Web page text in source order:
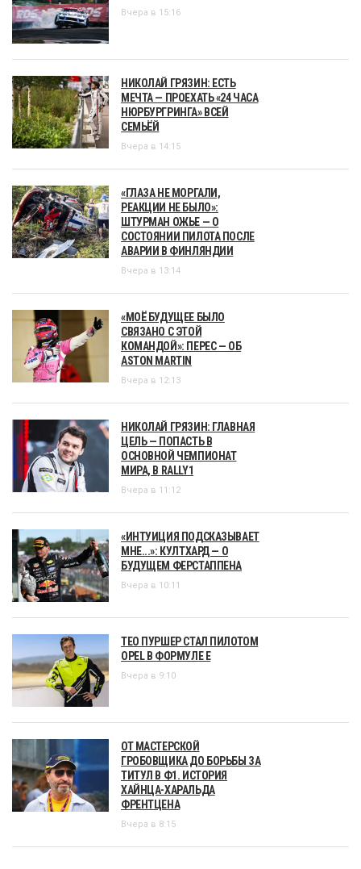
Вчера в 15:16
НИКОЛАЙ ГРЯЗИН: ЕСТЬ
МЕЧТА — ПРОЕХАТЬ «24 ЧАСА
НЮРБУРГРИНГА» ВСЕЙ
СЕМЬЁЙ
Вчера в 14:15
«ГЛАЗА НЕ МОРГАЛИ,
РЕАКЦИИ НЕ БЫЛО»:
ШТУРМАН ОЖЬЕ — О
СОСТОЯНИИ ПИЛОТА ПОСЛЕ
АВАРИИ В ФИНЛЯНДИИ
Вчера в 13:14
«МОЁ БУДУЩЕЕ БЫЛО
СВЯЗАНО С ЭТОЙ
КОМАНДОЙ»: ПЕРЕС — ОБ
ASTON MARTIN
Вчера в 12:13
НИКОЛАЙ ГРЯЗИН: ГЛАВНАЯ
ЦЕЛЬ — ПОПАСТЬ В
ОСНОВНОЙ ЧЕМПИОНАТ
МИРА, В RALLY1
Вчера в 11:12
«ИНТУИЦИЯ ПОДСКАЗЫВАЕТ
МНЕ...»: КУЛТХАРД — О
БУДУЩЕМ ФЕРСТАППЕНА
Вчера в 10:11
ТЕО ПУРШЕР СТАЛ ПИЛОТОМ
OPEL В ФОРМУЛЕ Е
Вчера в 9:10
ОТ МАСТЕРСКОЙ
ГРОБОВЩИКА ДО БОРЬБЫ ЗА
ТИТУЛ В Ф1. ИСТОРИЯ
ХАЙНЦА-ХАРАЛЬДА
ФРЕНТЦЕНА
Вчера в 8:15